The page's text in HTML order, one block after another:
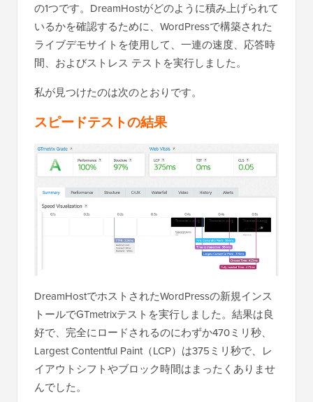
の1つです。DreamHostがどのように積み上げられて
いるかを確認するために、WordPressで構築された
ライブデモサイトを使用して、一連の速度、応答時
間、およびストレス テストを実行しました。
私が見つけたのは次のとおりです。
スピードテストの結果
DreamHostでホストされたWordPressの新規インス
トールでGTmetrixテストを実行しました。結果は良
好で、完全にロードされるのにわずか470ミリ秒、
Largest Contentful Paint（LCP）は375ミリ秒で、レ
イアウトシフトやブロック時間はまったくありませ
んでした。